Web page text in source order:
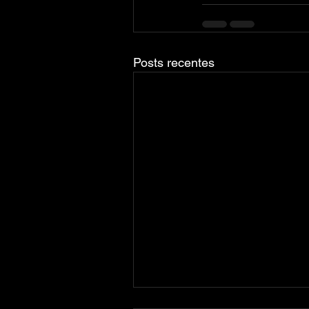
Posts recentes